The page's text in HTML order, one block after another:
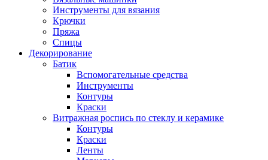
Инструменты для вязания
Крючки
Пряжа
Спицы
Декорирование
Батик
Вспомогательные средства
Инструменты
Контуры
Краски
Витражная роспись по стеклу и керамике
Контуры
Краски
Ленты